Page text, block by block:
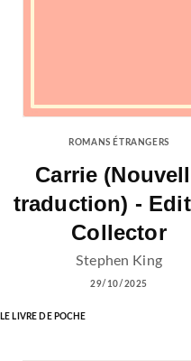
ROMANS ÉTRANGERS
Carrie
traduction) -
Collector
Stephen King
29/10/2025
LE LIVRE DE POCHE